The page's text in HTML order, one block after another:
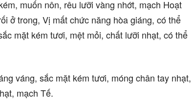
muốn nôn, rêu lưỡi vàng nhớt, mạch Hoạt
ở trong, Vị mất chức năng hòa giáng, có thể
mặt kém tươi, mệt mỏi, chất lưỡi nhạt, có thể
váng, sắc mặt kém tươi, móng chân tay nhạt,
mạch Tế.